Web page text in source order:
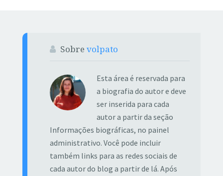
Sobre volpato
Esta área é reservada para
a biografia do autor e deve
ser inserida para cada
autor a partir da seção
Informações biográficas, no painel
administrativo. Você pode incluir
também links para as redes sociais de
cada autor do blog a partir de lá. Após